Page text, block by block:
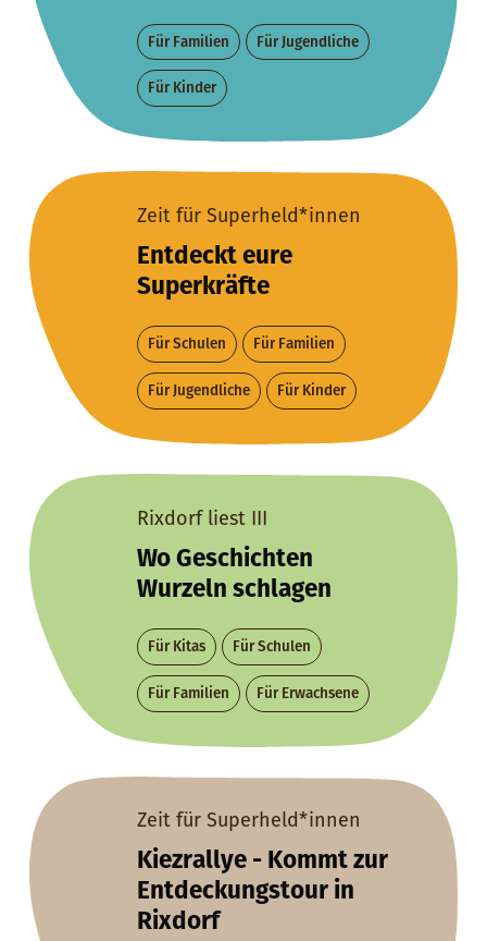
Für Familien Für Jugendliche
Für Kinder
Zeit für Superheld*innen
Entdeckt eure
Superkräfte
Für Schulen Für Familien
Für Jugendliche Für Kinder
Rixdorf liest III
Wo Geschichten
Wurzeln schlagen
Für Kitas Für Schulen
Für Familien Für Erwachsene
Zeit für Superheld*innen
Kiezrallye - Kommt zur
Entdeckungstour in
Rixdorf